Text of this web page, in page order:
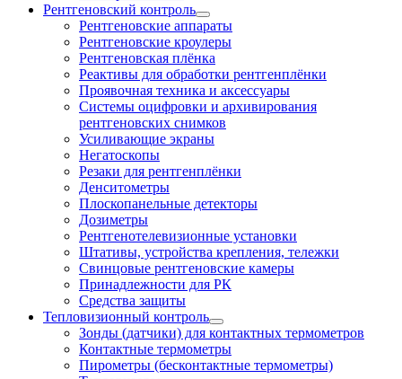
Рентгеновский контроль
Рентгеновские аппараты
Рентгеновские кроулеры
Рентгеновская плёнка
Реактивы для обработки рентгенплёнки
Проявочная техника и аксессуары
Системы оцифровки и архивирования
рентгеновских снимков
Усиливающие экраны
Негатоскопы
Резаки для рентгенплёнки
Денситометры
Плоскопанельные детекторы
Дозиметры
Рентгенотелевизионные установки
Штативы, устройства крепления, тележки
Свинцовые рентгеновские камеры
Принадлежности для РК
Средства защиты
Тепловизионный контроль
Зонды (датчики) для контактных термометров
Контактные термометры
Пирометры (бесконтактные термометры)